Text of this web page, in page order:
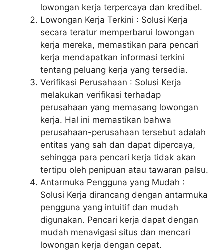
lowongan kerja terpercaya dan kredibel.
Lowongan Kerja Terkini : Solusi Kerja
secara teratur memperbarui lowongan
kerja mereka, memastikan para pencari
kerja mendapatkan informasi terkini
tentang peluang kerja yang tersedia.
Verifikasi Perusahaan : Solusi Kerja
melakukan verifikasi terhadap
perusahaan yang memasang lowongan
kerja. Hal ini memastikan bahwa
perusahaan-perusahaan tersebut adalah
entitas yang sah dan dapat dipercaya,
sehingga para pencari kerja tidak akan
tertipu oleh penipuan atau tawaran palsu.
Antarmuka Pengguna yang Mudah :
Solusi Kerja dirancang dengan antarmuka
pengguna yang intuitif dan mudah
digunakan. Pencari kerja dapat dengan
mudah menavigasi situs dan mencari
lowongan kerja dengan cepat.